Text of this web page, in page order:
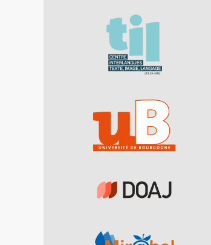
Affiliations/partenaires